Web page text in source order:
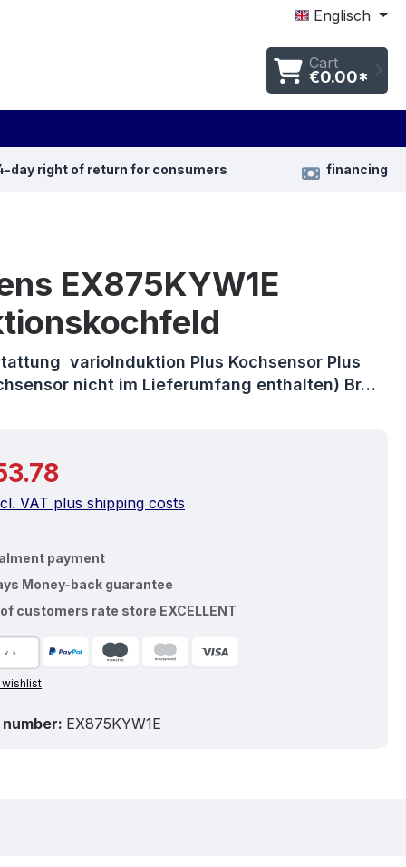
Englisch
Cart
€0.00*
day right of return for consumers financing
EX875KYW1E
varioInduktion Plus Kochsensor Plus
nicht im Lieferumfang enthalten) Br…
VAT plus shipping costs
payment
Money-back guarantee
of customers rate store EXCELLENT
EX875KYW1E